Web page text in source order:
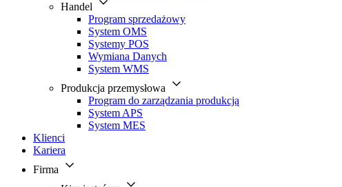
Handel
Program sprzedażowy
System OMS
Systemy POS
Wymiana Danych
System WMS
Produkcja przemysłowa
Program do zarządzania produkcją
System APS
System MES
Klienci
Kariera
Firma